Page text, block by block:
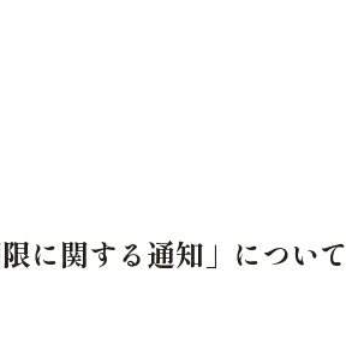
に関する通知」について